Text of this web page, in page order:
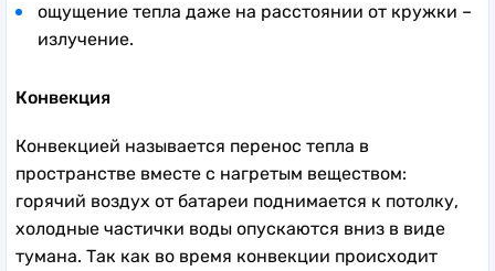
ощущение тепла даже на расстоянии от кружки –
излучение.
Конвекция
Конвекцией называется перенос тепла в
пространстве вместе с нагретым веществом:
горячий воздух от батареи поднимается к потолку,
холодные частички воды опускаются вниз в виде
тумана. Так как во время конвекции происходит